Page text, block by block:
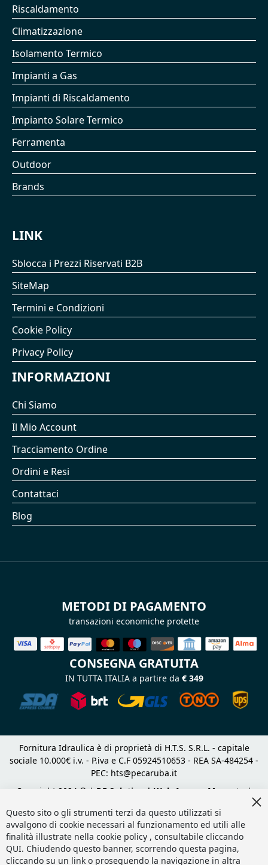
Riscaldamento
Climatizzazione
Isolamento Termico
Impianti a Gas
Impianti di Riscaldamento
Impianto Solare Termico
Ferramenta
Outdoor
Brands
LINK
Sblocca i Prezzi Riservati B2B
SiteMap
Termini e Condizioni
Cookie Policy
Privacy Policy
INFORMAZIONI
Chi Siamo
Il Mio Account
Tracciamento Ordine
Ordini e Resi
Contattaci
Blog
METODI DI PAGAMENTO
transazioni economiche protette
CONSEGNA GRATUITA
IN TUTTA ITALIA a partire da € 349
Fornitura Idraulica è di proprietà di H.T.S. S.R.L. - capitale
sociale 10.000€ i.v. - P.iva e C.F 05924510653 - REA SA-484254 -
PEC: hts@pecaruba.it
Copyright 2024 © | DF Solution | Web Agency Magento
|
Questo sito o gli strumenti terzi da questo utilizzati si
avvalgono di cookie necessari al funzionamento ed utili alle
finalità illustrate nella cookie policy , consultabile cliccando
QUI. Chiudendo questo banner, scorrendo questa pagina,
cliccando su un link o proseguendo la navigazione in altra